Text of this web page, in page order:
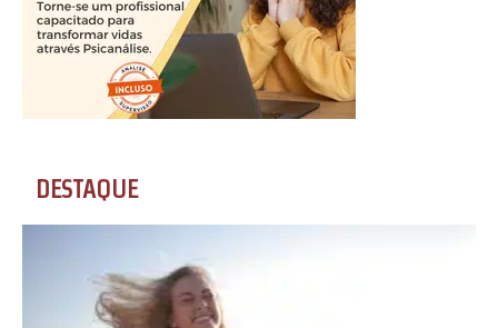
DESTAQUE